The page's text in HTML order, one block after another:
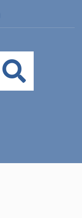
Buscar